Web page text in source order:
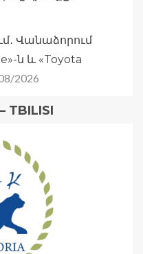
Վանաձորում
ն և «Toyota
2026
TBILISI